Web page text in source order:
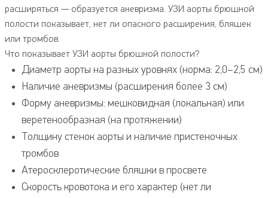
расширяться — образуется аневризма. УЗИ аорты брюшной
полости показывает, нет ли опасного расширения, бляшек
или тромбов.
Что показывает УЗИ аорты брюшной полости?
Диаметр аорты на разных уровнях (норма: 2,0–2,5 см)
Наличие аневризмы (расширения более 3 см)
Форму аневризмы: мешковидная (локальная) или
веретенообразная (на протяжении)
Толщину стенок аорты и наличие пристеночных
тромбов
Атеросклеротические бляшки в просвете
Скорость кровотока и его характер (нет ли
Определение лодыжечно-плечевого индекса (ЛПИ)
УЗИ мошонки (УЗИ органов мошонки)
УЗИ невромы Мортона
УЗИ почек и мочевого пузыря
УЗИ щитовидной железы
УЗИ суставов (Артросонография)
УЗИ вен и артерий нижних конечностей
УЗИ органов брюшной полости
УЗИ предстательной железы (Простаты)
УЗИ лимфатических узлов
УЗИ сосудов шеи и головы (УЗДГ, БЦА)
УЗИ мягких тканей